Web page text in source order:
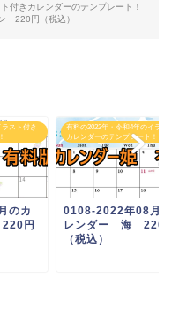
付きカレンダーのテンプレート！
220円（税込）
スト付き
のカ
円
有料の2022年・令和4年のイラス
カレンダーのテンプレート！
0108-2022年08月
レンダー 海 220
（税込）